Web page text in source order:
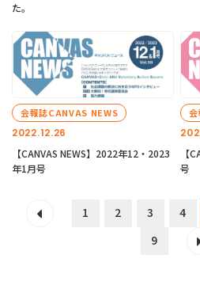
た。
2022.12.26
会報誌CANVAS NEWS
【CANVAS NEWS】2022年12・2023
年1月号
【
号
1 2 3 4
9